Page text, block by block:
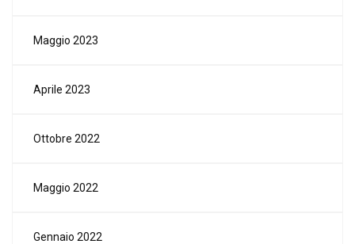
Maggio 2023
Aprile 2023
Ottobre 2022
Maggio 2022
Gennaio 2022